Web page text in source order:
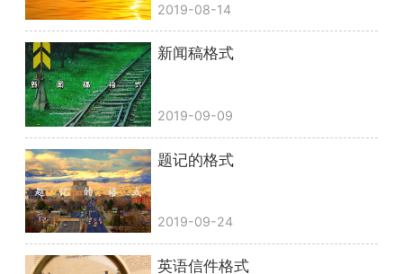
2019-08-14
新闻稿格式
2019-09-09
题记的格式
2019-09-24
英语信件格式